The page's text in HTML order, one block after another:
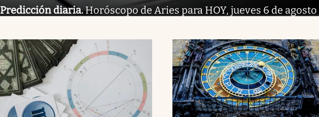
Predicción diaria.Horóscopo de Aries para HOY, jueves 6 de agosto